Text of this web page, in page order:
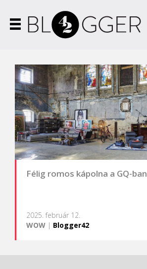
Félig romos kápolna a GQ-ban
2025. február 12.
WOW | Blogger42